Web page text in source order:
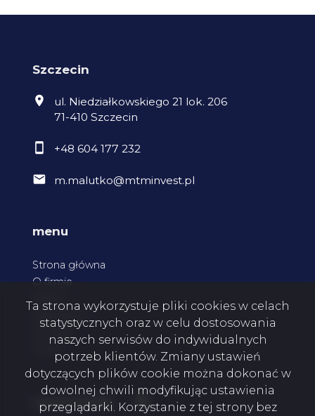
Szczecin
ul. Niedziałkowskiego 21 lok. 206
71-410 Szczecin
+48 604 177 232
m.malutko@mtminvest.pl
menu
Strona główna
O firmie
Kontakt
social media Facebook
Ta strona wykorzystuje pliki cookies w celach
statystycznych oraz w celu dostosowania
naszych serwisów do indywidualnych
potrzeb klientów. Zmiany ustawień
dotyczących plików cookie można dokonać w
dowolnej chwili modyfikując ustawienia
przeglądarki. Korzystanie z tej strony bez